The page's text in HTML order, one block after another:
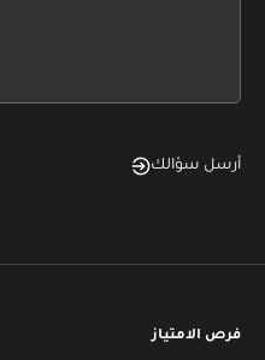
أرسل سؤالك
فرص الامتياز